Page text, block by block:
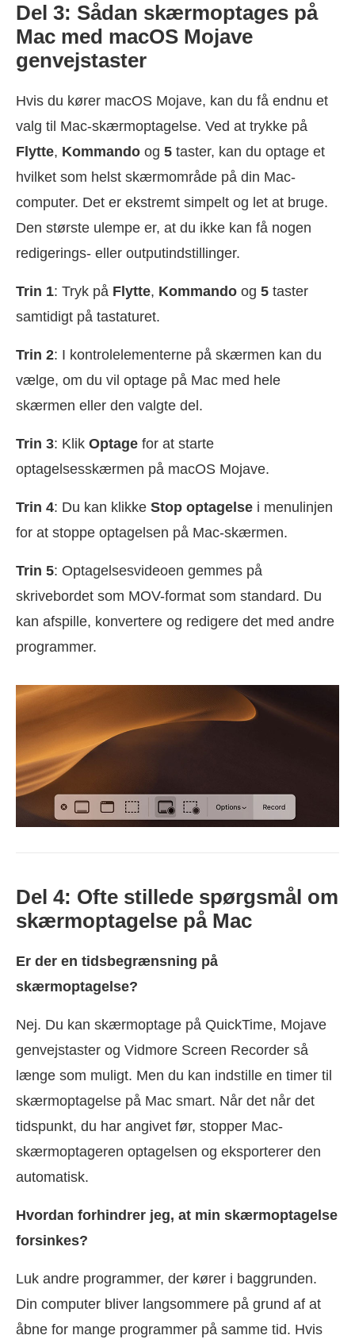
Del 3: Sådan skærmoptages på
Mac med macOS Mojave
genvejstaster
Hvis du kører macOS Mojave, kan du få endnu et
valg til Mac-skærmoptagelse. Ved at trykke på
Flytte, Kommando og 5 taster, kan du optage et
hvilket som helst skærmområde på din Mac-
computer. Det er ekstremt simpelt og let at bruge.
Den største ulempe er, at du ikke kan få nogen
redigerings- eller outputindstillinger.
Trin 1: Tryk på Flytte, Kommando og 5 taster
samtidigt på tastaturet.
Trin 2: I kontrolelementerne på skærmen kan du
vælge, om du vil optage på Mac med hele
skærmen eller den valgte del.
Trin 3: Klik Optage for at starte
optagelsesskærmen på macOS Mojave.
Trin 4: Du kan klikke Stop optagelse i menulinjen
for at stoppe optagelsen på Mac-skærmen.
Trin 5: Optagelsesvideoen gemmes på
skrivebordet som MOV-format som standard. Du
kan afspille, konvertere og redigere det med andre
programmer.
Del 4: Ofte stillede spørgsmål om
skærmoptagelse på Mac
Er der en tidsbegrænsning på
skærmoptagelse?
Nej. Du kan skærmoptage på QuickTime, Mojave
genvejstaster og Vidmore Screen Recorder så
længe som muligt. Men du kan indstille en timer til
skærmoptagelse på Mac smart. Når det når det
tidspunkt, du har angivet før, stopper Mac-
skærmoptageren optagelsen og eksporterer den
automatisk.
Hvordan forhindrer jeg, at min skærmoptagelse
forsinkes?
Luk andre programmer, der kører i baggrunden.
Din computer bliver langsommere på grund af at
åbne for mange programmer på samme tid. Hvis